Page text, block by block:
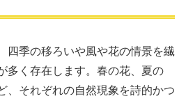
四季の移ろいや風や花の情景を繊
多く存在します。春の花、夏の
、それぞれの自然現象を詩的かつ